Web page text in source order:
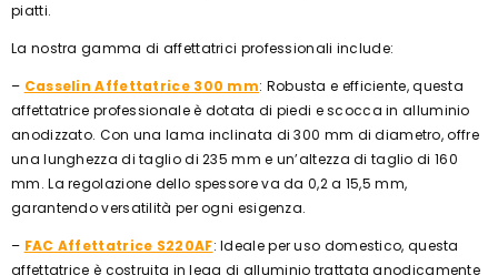
piatti.
La nostra gamma di affettatrici professionali include:
– Casselin Affettatrice 300 mm: Robusta e efficiente, questa
affettatrice professionale è dotata di piedi e scocca in alluminio
anodizzato. Con una lama inclinata di 300 mm di diametro, offre
una lunghezza di taglio di 235 mm e un’altezza di taglio di 160
mm. La regolazione dello spessore va da 0,2 a 15,5 mm,
garantendo versatilità per ogni esigenza.
– FAC Affettatrice S220AF: Ideale per uso domestico, questa
affettatrice è costruita in lega di alluminio trattata anodicamente